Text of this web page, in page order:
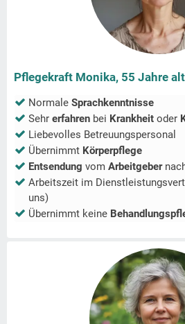
Pflegekraft Monika, 55 Jahre alt
Normale Sprachkenntnisse
Sehr erfahren bei Krankheit oder
Liebevolles Betreuungspersonal
Übernimmt Körperpflege
Entsendung vom Arbeitgeber
Arbeitszeit im
uns)
Übernimmt keine